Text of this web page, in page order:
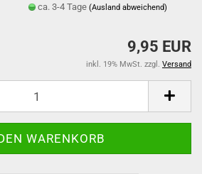
ca. 3-4 Tage(Ausland abweichend)
9,95 EUR
inkl. 19% MwSt. zzgl. Versand